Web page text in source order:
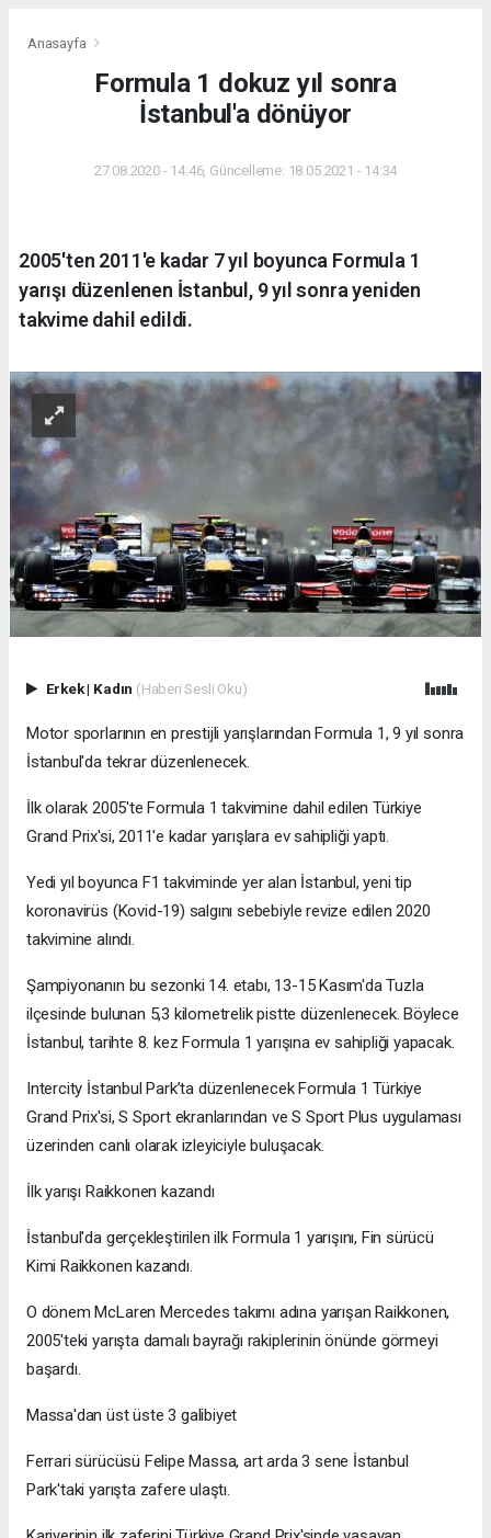
Anasayfa
Formula 1 dokuz yıl sonra
İstanbul'a dönüyor
27.08.2020 - 14:46, Güncelleme: 18.05.2021 - 14:34
2005'ten 2011'e kadar 7 yıl boyunca Formula 1
yarışı düzenlenen İstanbul, 9 yıl sonra yeniden
takvime dahil edildi.
Erkek| Kadın (Haberi Sesli Oku)
Motor sporlarının en prestijli yarışlarından Formula 1, 9 yıl sonra
İstanbul'da tekrar düzenlenecek.
İlk olarak 2005'te Formula 1 takvimine dahil edilen Türkiye
Grand Prix'si, 2011'e kadar yarışlara ev sahipliği yaptı.
Yedi yıl boyunca F1 takviminde yer alan İstanbul, yeni tip
koronavirüs (Kovid-19) salgını sebebiyle revize edilen 2020
takvimine alındı.
Şampiyonanın bu sezonki 14. etabı, 13-15 Kasım'da Tuzla
ilçesinde bulunan 5,3 kilometrelik pistte düzenlenecek. Böylece
İstanbul, tarihte 8. kez Formula 1 yarışına ev sahipliği yapacak.
Intercity İstanbul Park’ta düzenlenecek Formula 1 Türkiye
Grand Prix'si, S Sport ekranlarından ve S Sport Plus uygulaması
üzerinden canlı olarak izleyiciyle buluşacak.
İlk yarışı Raikkonen kazandı
İstanbul'da gerçekleştirilen ilk Formula 1 yarışını, Fin sürücü
Kimi Raikkonen kazandı.
O dönem McLaren Mercedes takımı adına yarışan Raikkonen,
2005'teki yarışta damalı bayrağı rakiplerinin önünde görmeyi
başardı.
Massa'dan üst üste 3 galibiyet
Ferrari sürücüsü Felipe Massa, art arda 3 sene İstanbul
Park'taki yarışta zafere ulaştı.